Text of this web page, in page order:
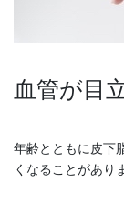
血管が目
年齢とともに皮下
くなることがあり